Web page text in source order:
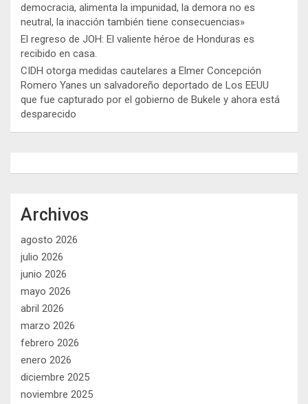
democracia, alimenta la impunidad, la demora no es
neutral, la inacción también tiene consecuencias»
El regreso de JOH: El valiente héroe de Honduras es
recibido en casa.
CIDH otorga medidas cautelares a Elmer Concepción
Romero Yanes un salvadoreño deportado de Los EEUU
que fue capturado por el gobierno de Bukele y ahora está
desparecido
Archivos
agosto 2026
julio 2026
junio 2026
mayo 2026
abril 2026
marzo 2026
febrero 2026
enero 2026
diciembre 2025
noviembre 2025